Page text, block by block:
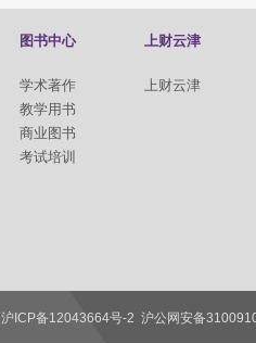
图书中心
学术著作
教学用书
商业图书
考试培训
上财云津
上财云津
沪ICP备12043664号-2 沪公网安备